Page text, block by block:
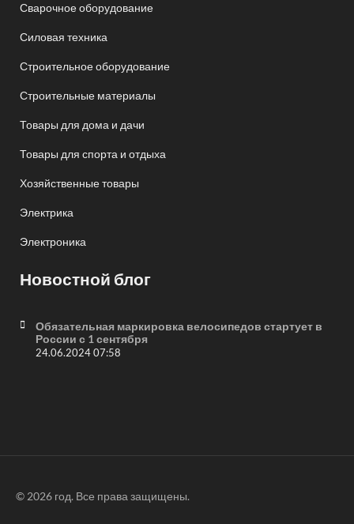
Сварочное оборудование
Силовая техника
Строительное оборудование
Строительные материалы
Товары для дома и дачи
Товары для спорта и отдыха
Хозяйственные товары
Электрика
Электроника
Новостной блог
Обязательная маркировка велосипедов стартует в
России с 1 сентября
24.06.2024 07:58
© 2026 год. Все права защищены.